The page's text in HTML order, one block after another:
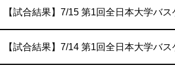
【試合結果】7/15 第1回全日本大学バ
【試合結果】7/14 第1回全日本大学バ